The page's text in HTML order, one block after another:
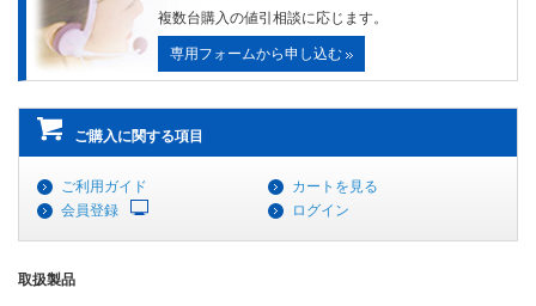
複数台購入の値引相談に応じます。
専用フォームから申し込む
ご購入に関する項目
ご利用ガイド
カートを見る
会員登録
ログイン
取扱製品